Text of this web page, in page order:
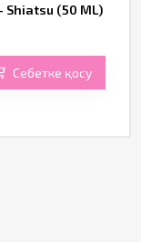
Shiatsu (50 ML)
Себетке қосу